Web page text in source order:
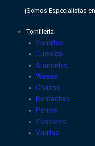
¡Somos Especialistas en
Tornillería
Tornillos
Tuercas
Arandelas
Wasas
Chazos
Remaches
Perros
Tensores
Varillas